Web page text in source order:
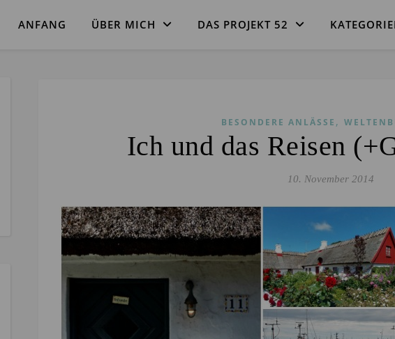
ANFANG ÜBER MICH DAS PROJEKT 52
BESONDERE ANLÄSSE ,
Ich und das Reisen
10. November 2014